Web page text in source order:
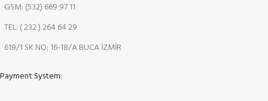
GSM: (532) 669 97 11
TEL: ( 232 ) 264 64 29
619/1 SK NO: 16-18/A BUCA İZMİR
Payment System: